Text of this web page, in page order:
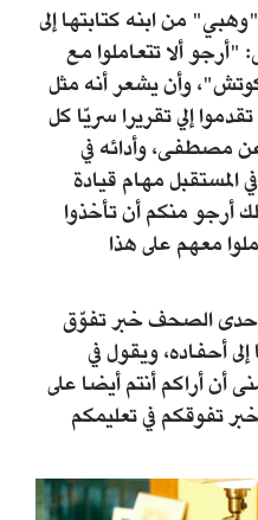
من ابنه كتابتها إلى
ألا تتعاملوا مع
وأن يشعر أنه مثل
إلي تقريرا سريّا كل
مصطفى، وأدائه في
في المستقبل مهام قيادة
أرجو منكم أن تأخذوا
معهم على هذا
الصحف خبر تفوّق
أحفاده، ويقول في
أن أراكم أنتم أيضا على
تفوقكم في تعليمكم